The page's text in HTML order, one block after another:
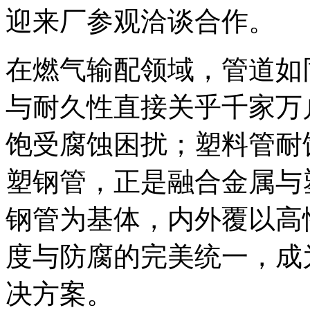
迎来厂参观洽谈合作。
在燃气输配领域，管道
与耐久性直接关乎千家
饱受腐蚀困扰；塑料管
塑钢管，正是融合金属
钢管为基体，内外覆以
度与防腐的完美统一，
决方案。